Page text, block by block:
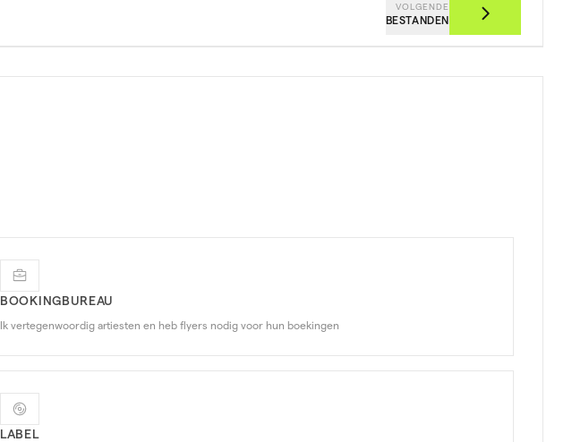
VOLGENDE
BESTANDEN
BOOKINGBUREAU
Ik vertegenwoordig artiesten en heb flyers nodig voor hun boekingen
LABEL